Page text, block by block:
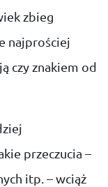
zbieg
najprościej
czy znakiem od
przeczucia –
itp. – wciąż